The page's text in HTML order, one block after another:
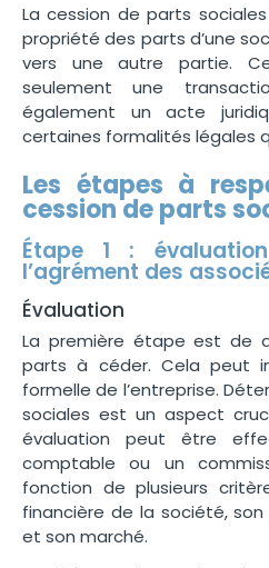
La cession de parts
propriété des parts d’une
vers une autre partie.
seulement une
également un acte
certaines formalités légales
Les étapes à
cession de parts
Étape 1 :
l’agrément des
Évaluation
La première étape est de
parts à céder. Cela peut
formelle de l’entreprise.
sociales est un aspect
évaluation peut être
comptable ou un
fonction de plusieurs
financière de la société,
et son marché.